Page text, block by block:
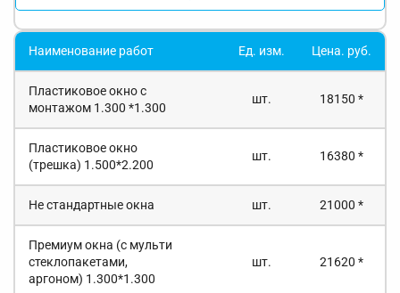
Наименование работ Ед. изм. Цена. руб.
Пластиковое окно с
монтажом 1.300 *1.300
шт. 18150 *
Пластиковое окно
(трешка) 1.500*2.200
шт. 16380 *
Не стандартные окна шт. 21000 *
Премиум окна (с мульти
стеклопакетами,
аргоном) 1.300*1.300
шт. 21620 *